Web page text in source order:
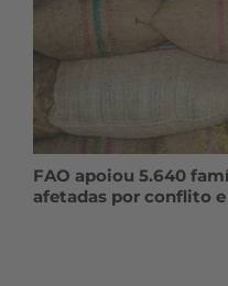
FAO apoiou 5.640
afetadas por conflito